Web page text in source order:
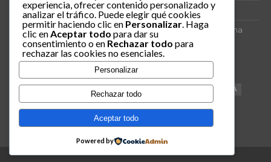
ERE encubierto en H&M Concentrix
Actes centrals 90 aniversari revolució social 1936. Programa
central i per dies. Materials de venda.
VAGA TELEMARKETING NETEJA
CONFERENCIA
DOCUMENTAL
SANITAT CATSALUT 061 ANTI-MWC
experiencia, ofrecer contenido personalizado y
analizar el tráfico. Puede elegir qué cookies
permitir haciendo clic en Personalizar . Haga
clic en Aceptar todo para dar su
consentimiento o en Rechazar todo para
rechazar las cookies no esenciales.
Personalizar
Rechazar todo
Aceptar todo
Powered by